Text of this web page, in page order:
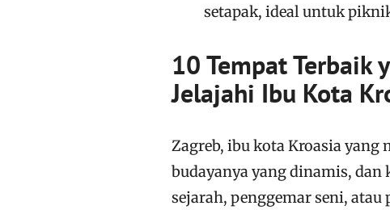
setapak, ideal untuk
10 Tempat Terbaik
Jelajahi Ibu Kota
Zagreb, ibu kota Kroasia yang
budayanya yang dinamis,
sejarah, penggemar seni,